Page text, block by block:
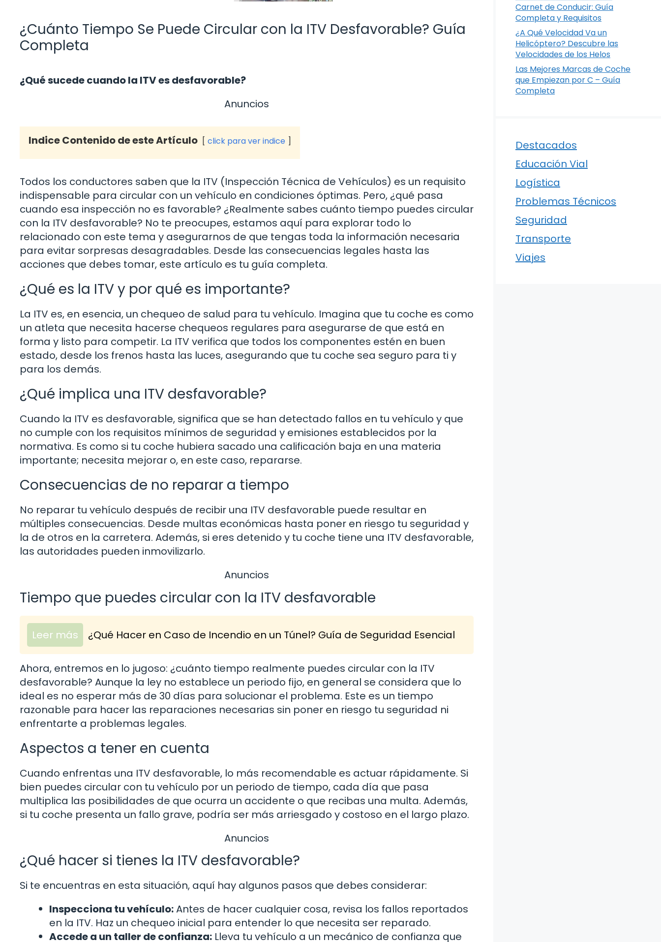
¿Cuánto Tiempo Se Puede Circular con la ITV Desfavorable? Guía
Completa
¿Qué sucede cuando la ITV es desfavorable?
Anuncios
Indice Contenido de este Artículo click para ver indice
Todos los conductores saben que la ITV (Inspección Técnica de Vehículos) es un requisito
indispensable para circular con un vehículo en condiciones óptimas. Pero, ¿qué pasa
cuando esa inspección no es favorable? ¿Realmente sabes cuánto tiempo puedes circular
con la ITV desfavorable? No te preocupes, estamos aquí para explorar todo lo
relacionado con este tema y asegurarnos de que tengas toda la información necesaria
para evitar sorpresas desagradables. Desde las consecuencias legales hasta las
acciones que debes tomar, este artículo es tu guía completa.
¿Qué es la ITV y por qué es importante?
La ITV es, en esencia, un chequeo de salud para tu vehículo. Imagina que tu coche es como
un atleta que necesita hacerse chequeos regulares para asegurarse de que está en
forma y listo para competir. La ITV verifica que todos los componentes estén en buen
estado, desde los frenos hasta las luces, asegurando que tu coche sea seguro para ti y
para los demás.
¿Qué implica una ITV desfavorable?
Cuando la ITV es desfavorable, significa que se han detectado fallos en tu vehículo y que
no cumple con los requisitos mínimos de seguridad y emisiones establecidos por la
normativa. Es como si tu coche hubiera sacado una calificación baja en una materia
importante; necesita mejorar o, en este caso, repararse.
Consecuencias de no reparar a tiempo
No reparar tu vehículo después de recibir una ITV desfavorable puede resultar en
múltiples consecuencias. Desde multas económicas hasta poner en riesgo tu seguridad y
la de otros en la carretera. Además, si eres detenido y tu coche tiene una ITV desfavorable,
las autoridades pueden inmovilizarlo.
Anuncios
Tiempo que puedes circular con la ITV desfavorable
Leer más ¿Qué Hacer en Caso de Incendio en un Túnel? Guía de Seguridad Esencial
Ahora, entremos en lo jugoso: ¿cuánto tiempo realmente puedes circular con la ITV
desfavorable? Aunque la ley no establece un periodo fijo, en general se considera que lo
ideal es no esperar más de 30 días para solucionar el problema. Este es un tiempo
razonable para hacer las reparaciones necesarias sin poner en riesgo tu seguridad ni
enfrentarte a problemas legales.
Aspectos a tener en cuenta
Cuando enfrentas una ITV desfavorable, lo más recomendable es actuar rápidamente. Si
bien puedes circular con tu vehículo por un periodo de tiempo, cada día que pasa
multiplica las posibilidades de que ocurra un accidente o que recibas una multa. Además,
si tu coche presenta un fallo grave, podría ser más arriesgado y costoso en el largo plazo.
Anuncios
¿Qué hacer si tienes la ITV desfavorable?
Si te encuentras en esta situación, aquí hay algunos pasos que debes considerar:
Inspecciona tu vehículo:Antes de hacer cualquier cosa, revisa los fallos reportados
en la ITV. Haz un chequeo inicial para entender lo que necesita ser reparado.
Accede a un taller de confianza: Lleva tu vehículo a un mecánico de confianza que
Carnet de Conducir: Guía
Completa y Requisitos
¿A Qué Velocidad Va un
Helicóptero? Descubre las
Velocidades de los Helos
Las Mejores Marcas de Coche
que Empiezan por C – Guía
Completa
Destacados
Educación Vial
Logística
Problemas Técnicos
Seguridad
Transporte
Viajes